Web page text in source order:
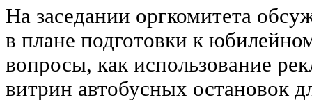
На заседании оргкомитета
в плане подготовки к
вопросы, как использование
витрин автобусных остановок